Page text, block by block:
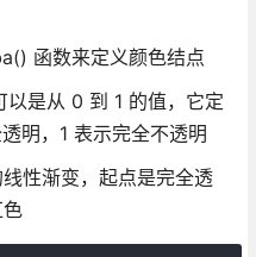
函数来定义颜色结点
是从 0 到 1 的值，它定
明，1 表示完全不透明
性渐变，起点是完全透